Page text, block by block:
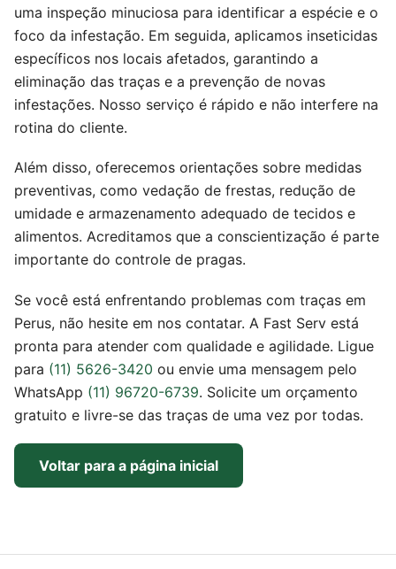
uma inspeção minuciosa para identificar a espécie e o
foco da infestação. Em seguida, aplicamos inseticidas
específicos nos locais afetados, garantindo a
eliminação das traças e a prevenção de novas
infestações. Nosso serviço é rápido e não interfere na
rotina do cliente.
Além disso, oferecemos orientações sobre medidas
preventivas, como vedação de frestas, redução de
umidade e armazenamento adequado de tecidos e
alimentos. Acreditamos que a conscientização é parte
importante do controle de pragas.
Se você está enfrentando problemas com traças em
Perus, não hesite em nos contatar. A Fast Serv está
pronta para atender com qualidade e agilidade. Ligue
para (11) 5626-3420 ou envie uma mensagem pelo
WhatsApp (11) 96720-6739. Solicite um orçamento
gratuito e livre-se das traças de uma vez por todas.
Voltar para a página inicial